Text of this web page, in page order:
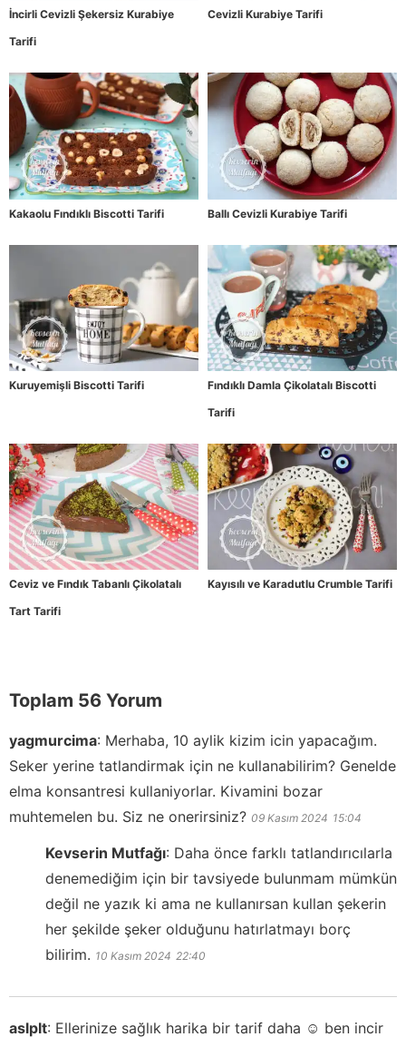
İncirli Cevizli Şekersiz Kurabiye
Tarifi
Cevizli Kurabiye Tarifi
Kakaolu Fındıklı Biscotti Tarifi Ballı Cevizli Kurabiye Tarifi
Kuruyemişli Biscotti Tarifi
Fındıklı Damla Çikolatalı Biscotti
Tarifi
Ceviz ve Fındık Tabanlı Çikolatalı
Tart Tarifi
Kayısılı ve Karadutlu Crumble Tarifi
Toplam 56 Yorum
yagmurcima: Merhaba, 10 aylik kizim icin yapacağım.
Seker yerine tatlandirmak için ne kullanabilirim? Genelde
elma konsantresi kullaniyorlar. Kivamini bozar
muhtemelen bu. Siz ne onerirsiniz? 09 Kasım 2024 15:04
Kevserin Mutfağı: Daha önce farklı tatlandırıcılarla
denemediğim için bir tavsiyede bulunmam mümkün
değil ne yazık ki ama ne kullanırsan kullan şekerin
her şekilde şeker olduğunu hatırlatmayı borç
bilirim. 10 Kasım 2024 22:40
aslplt: Ellerinize sağlık harika bir tarif daha ☺️ ben incir